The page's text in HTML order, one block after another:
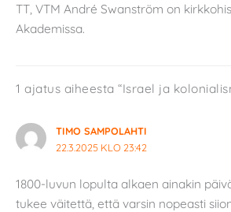
TT, VTM André Swanström on
Akademissa.
1 ajatus aiheesta “Israel ja
TIMO SAMPOLAHTI
22.3.2025 KLO 23:42
1800-luvun lopulta alkaen ainakin
tukee väitettä, että varsin nopeasti